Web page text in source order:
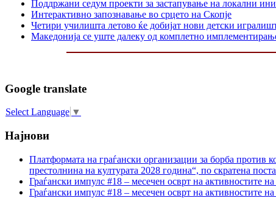
Поддржани седум проекти за застапување на локални
Интерактивно запознавање во срцето на Скопје
Четири училишта летово ќе добијат нови детски
Македонија се уште далеку од комплетно
Google translate
Select Language ▼
Најнови
Платформата на граѓански организации за борба против
престолнина на културата 2028 година“, по скратена
Граѓански импулс #18 – месечен осврт на активностите на
Граѓански импулс #18 – месечен осврт на активностите на